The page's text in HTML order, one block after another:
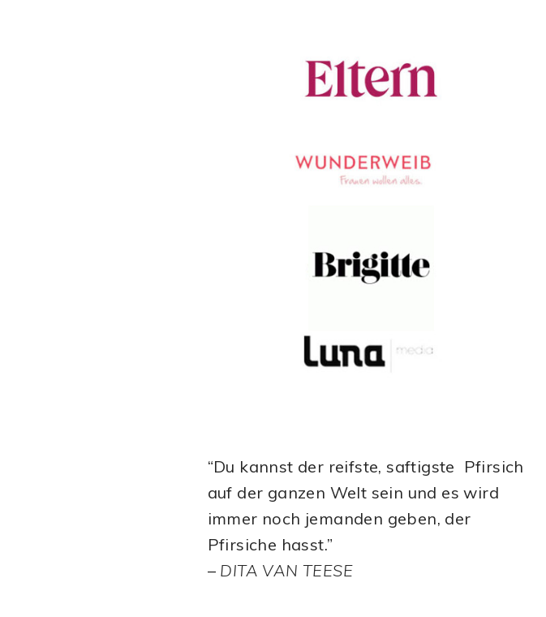
“Du kannst der reifste, saftigste Pfirsich
auf der ganzen Welt sein und es wird
immer noch jemanden geben, der
Pfirsiche hasst.”
– DITA VAN TEESE